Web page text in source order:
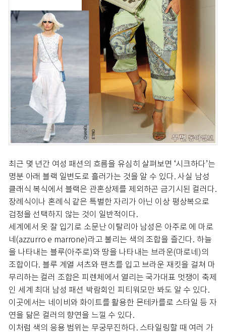
최근 몇 년간 여성 패션의 흐름을 유심히 살펴보면 ‘시크하다’는
명분 아래 블랙 일변도로 흘러가는 것을 알 수 있다. 사실 남성
클래식 복식에서 블랙은 관혼상제를 제외하곤 금기시된 컬러다.
장례식이나 혼례식 같은 특별한 자리가 아닌 이상 평상복으로
검정을 선택하지 않는 것이 일반적이다.
세계에서 옷 잘 입기로 소문난 이탈리아 남성은 아주로 에 마로
네(azzurro e marrone)라고 불리는 색의 조합을 즐긴다. 하늘
을 나타내는 블루(아주로)와 땅을 나타내는 브라운(마로네)의
조합이다. 블루 계열 셔츠와 팬츠를 입고 브라운 재킷을 걸쳐 마
무리하는 컬러 조합은 피렌체에서 열리는 국가대표 멋쟁이 축제
인 세계 최대 남성 패션 박람회인 피티워모만 봐도 알 수 있다.
이곳에서는 네이비와 화이트를 활용한 몬테카를로 스타일 등 자
연을 닮은 컬러의 향연을 느낄 수 있다.
이처럼 색의 응용 범위는 무궁무진하다. 스타일링할 때 여러 가